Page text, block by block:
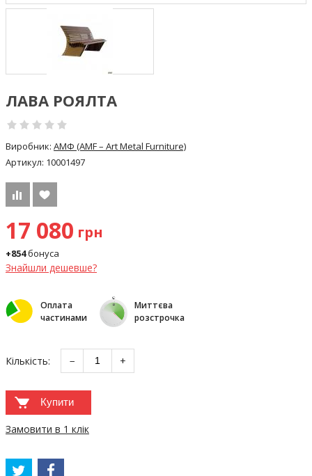
ЛАВА РОЯЛТА
Виробник: АМФ (AMF – Art Metal Furniture)
Артикул: 10001497
17 080 грн
+854бонуса
Знайшли дешевше?
Оплата
частинами
Миттєва
розстрочка
Кількість: − +
Купити
Замовити в 1 клік